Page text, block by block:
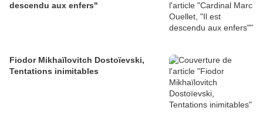
descendu aux enfers"
Fiodor Mikhaïlovitch Dostoïevski,
Tentations inimitables